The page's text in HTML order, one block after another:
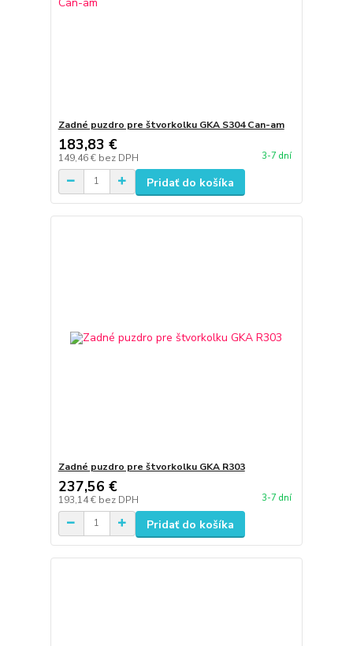
Zadné puzdro pre štvorkolku GKA S304 Can-am
183,83 €
149,46 € bez DPH 3-7 dní
Pridať do košíka
Zadné puzdro pre štvorkolku GKA R303
237,56 €
193,14 € bez DPH 3-7 dní
Pridať do košíka